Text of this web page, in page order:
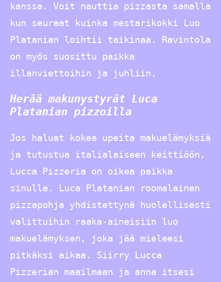
kanssa. Voit nauttia pizzasta samalla
kun seuraat kuinka mestarikokki Luo
Platanian loihtii taikinaa. Ravintola
on myös suosittu paikka
illanviettoihin ja juhliin.
Herää makunystyrät Luca
Platanian pizzoilla
Jos haluat kokea upeita makuelämyksiä
ja tutustua italialaiseen keittiöön,
Lucca Pizzeria on oikea paikka
sinulle. Luca Platanian roomalainen
pizzapohja yhdistettynä huolellisesti
valittuihin raaka-aineisiin luo
makuelämyksen, joka jää mieleesi
pitkäksi aikaa. Siirry Lucca
Pizzerian maailmaan ja anna itsesi